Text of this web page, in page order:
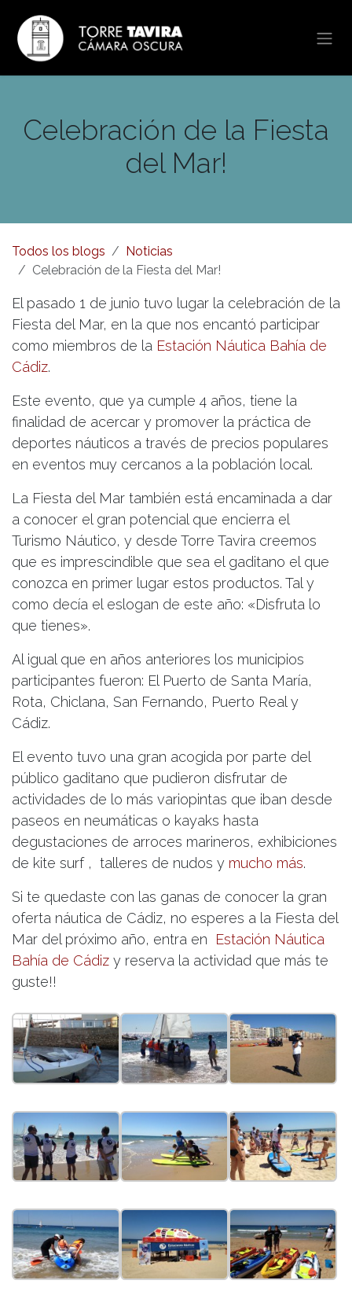
Celebración de la Fiesta
del Mar!
Todos los blogs
Noticias
Celebración de la Fiesta del Mar!
El pasado 1 de junio tuvo lugar la celebración de la
Fiesta del Mar, en la que nos encantó participar
como miembros de la Estación Náutica Bahía de
Cádiz.
Este evento, que ya cumple 4 años, tiene la
finalidad de acercar y promover la práctica de
deportes náuticos a través de precios populares
en eventos muy cercanos a la población local.
La Fiesta del Mar también está encaminada a dar
a conocer el gran potencial que encierra el
Turismo Náutico, y desde Torre Tavira creemos
que es imprescindible que sea el gaditano el que
conozca en primer lugar estos productos. Tal y
como decía el eslogan de este año: «Disfruta lo
que tienes».
Al igual que en años anteriores los municipios
participantes fueron: El Puerto de Santa María,
Rota, Chiclana, San Fernando, Puerto Real y
Cádiz.
El evento tuvo una gran acogida por parte del
público gaditano que pudieron disfrutar de
actividades de lo más variopintas que iban desde
paseos en neumáticas o kayaks hasta
degustaciones de arroces marineros, exhibiciones
de kite surf , talleres de nudos y mucho más.
Si te quedaste con las ganas de conocer la gran
oferta náutica de Cádiz, no esperes a la Fiesta del
Mar del próximo año, entra en Estación Náutica
Bahía de Cádiz y reserva la actividad que más te
guste!!